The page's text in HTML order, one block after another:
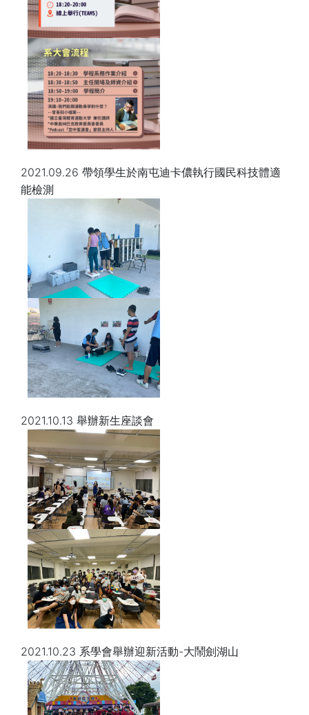
2021.09.26 帶領學生於南屯迪卡儂執行國民科技體適
能檢測
2021.10.13 舉辦新生座談會
2021.10.23 系學會舉辦迎新活動-大鬧劍湖山